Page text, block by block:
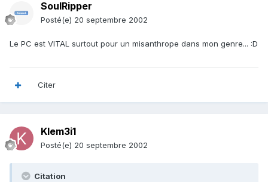
SoulRipper
Posté(e) 20 septembre 2002
Le PC est VITAL surtout pour un misanthrope dans mon genre... :D
Citer
Klem3i1
Posté(e) 20 septembre 2002
Citation